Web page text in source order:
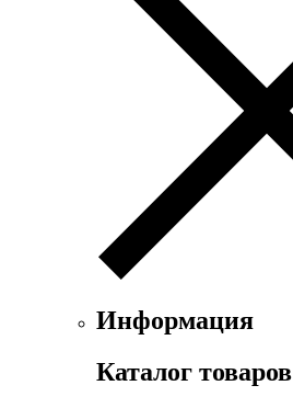
Информация
Каталог товаров